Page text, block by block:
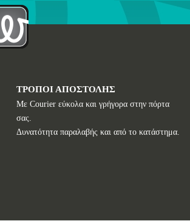
ΤΡΟΠΟΙ ΑΠΟΣΤΟΛΗΣ
Με Courier εύκολα και γρήγορα στην πόρτα
σας.
Δυνατότητα παραλαβής και από το κατάστημα.